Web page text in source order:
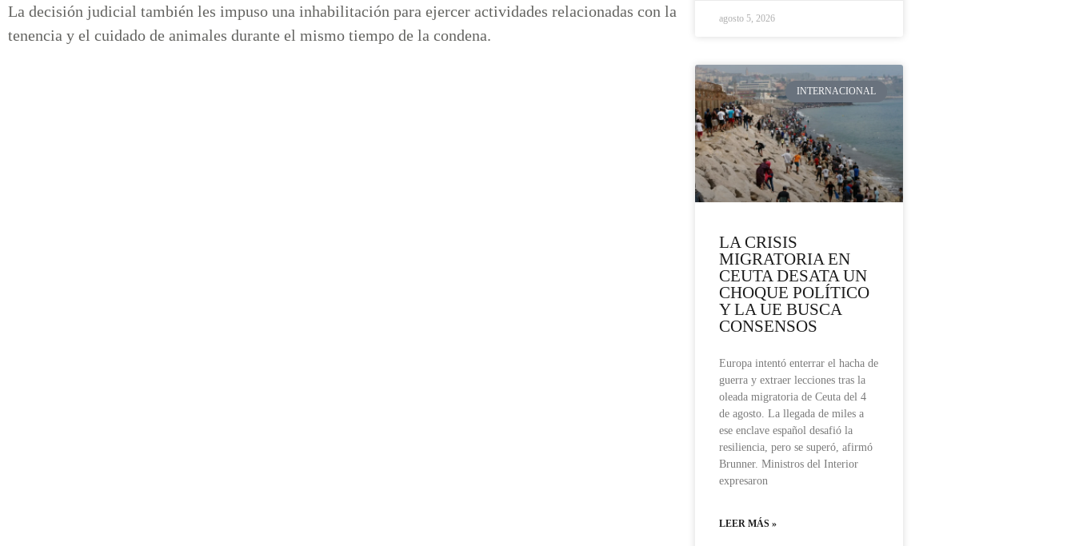
La decisión judicial también les impuso una inhabilitación para ejercer actividades relacionadas con la
tenencia y el cuidado de animales durante el mismo tiempo de la condena.
agosto 5, 2026
INTERNACIONAL
LA CRISIS
MIGRATORIA EN
CEUTA DESATA UN
CHOQUE POLÍTICO
Y LA UE BUSCA
CONSENSOS
Europa intentó enterrar el hacha de
guerra y extraer lecciones tras la
oleada migratoria de Ceuta del 4
de agosto. La llegada de miles a
ese enclave español desafió la
resiliencia, pero se superó, afirmó
Brunner. Ministros del Interior
expresaron
LEER MÁS »